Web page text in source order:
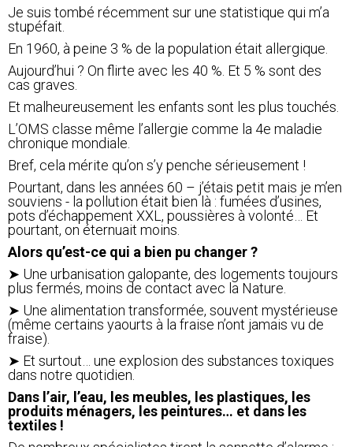
Je suis tombé récemment sur une statistique qui m’a
stupéfait.
En 1960, à peine 3 % de la population était allergique.
Aujourd’hui ? On flirte avec les 40 %. Et 5 % sont des
cas graves.
Et malheureusement les enfants sont les plus touchés.
L’OMS classe même l’allergie comme la 4e maladie
chronique mondiale.
Bref, cela mérite qu’on s’y penche sérieusement !
Pourtant, dans les années 60 – j’étais petit mais je m’en
souviens - la pollution était bien là : fumées d’usines,
pots d’échappement XXL, poussières à volonté… Et
pourtant, on éternuait moins.
Alors qu’est-ce qui a bien pu changer ?
➤ Une urbanisation galopante, des logements toujours
plus fermés, moins de contact avec la Nature.
➤ Une alimentation transformée, souvent mystérieuse
(même certains yaourts à la fraise n’ont jamais vu de
fraise).
➤ Et surtout… une explosion des substances toxiques
dans notre quotidien.
Dans l’air, l’eau, les meubles, les plastiques, les
produits ménagers, les peintures… et dans les
textiles !